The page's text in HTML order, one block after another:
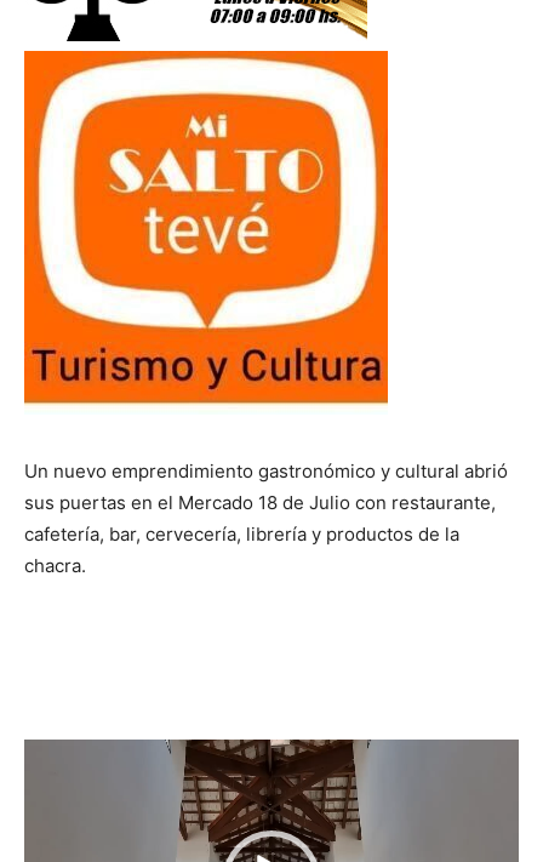
Un nuevo emprendimiento gastronómico y cultural abrió
sus puertas en el Mercado 18 de Julio con restaurante,
cafetería, bar, cervecería, librería y productos de la
chacra.